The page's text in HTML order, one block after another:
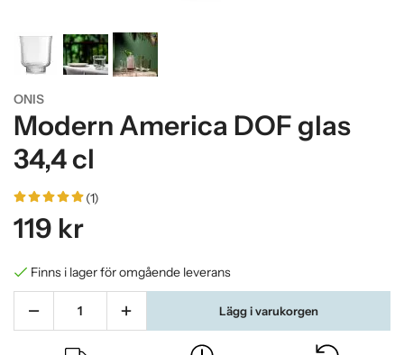
ONIS
Modern America DOF glas
34,4 cl
(1)
119 kr
Finns i lager för omgående leverans
Lägg i varukorgen